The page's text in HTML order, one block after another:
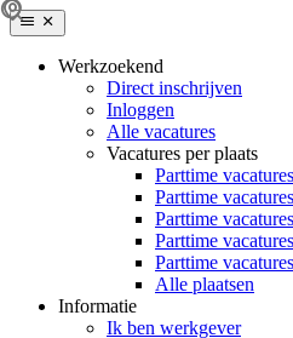
Werkzoekend
Direct inschrijven
Inloggen
Alle vacatures
Vacatures per plaats
Parttime
Parttime
Parttime
Parttime
Parttime
Alle plaatsen
Informatie
Ik ben werkgever